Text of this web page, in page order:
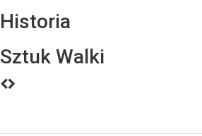
Historia
Sztuk Walki